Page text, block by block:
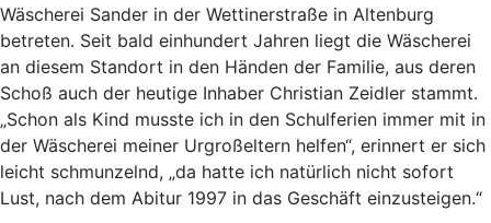
Wäscherei Sander in der Wettinerstraße in Altenburg
betreten. Seit bald einhundert Jahren liegt die Wäscherei
an diesem Standort in den Händen der Familie, aus deren
Schoß auch der heutige Inhaber Christian Zeidler stammt.
„Schon als Kind musste ich in den Schulferien immer mit in
der Wäscherei meiner Urgroßeltern helfen“, erinnert er sich
leicht schmunzelnd, „da hatte ich natürlich nicht sofort
Lust, nach dem Abitur 1997 in das Geschäft einzusteigen.“